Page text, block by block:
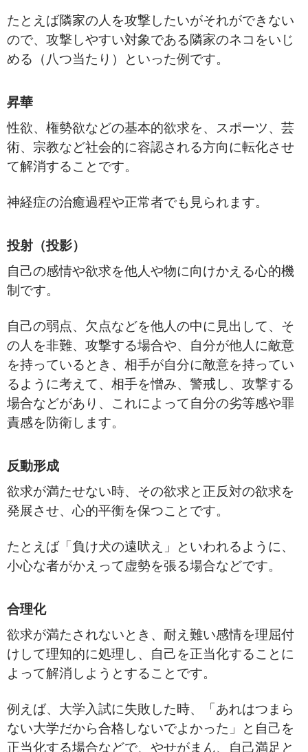
たとえば隣家の人を攻撃したいがそれができない
ので、攻撃しやすい対象である隣家のネコをいじ
める（八つ当たり）といった例です。
昇華
性欲、権勢欲などの基本的欲求を、スポーツ、芸
術、宗教など社会的に容認される方向に転化させ
て解消することです。
神経症の治癒過程や正常者でも見られます。
投射（投影）
自己の感情や欲求を他人や物に向けかえる心的機
制です。
自己の弱点、欠点などを他人の中に見出して、そ
の人を非難、攻撃する場合や、自分が他人に敵意
を持っているとき、相手が自分に敵意を持ってい
るように考えて、相手を憎み、警戒し、攻撃する
場合などがあり、これによって自分の劣等感や罪
責感を防衛します。
反動形成
欲求が満たせない時、その欲求と正反対の欲求を
発展させ、心的平衡を保つことです。
たとえば「負け犬の遠吠え」といわれるように、
小心な者がかえって虚勢を張る場合などです。
合理化
欲求が満たされないとき、耐え難い感情を理屈付
けして理知的に処理し、自己を正当化することに
よって解消しようとすることです。
例えば、大学入試に失敗した時、「あれはつまら
ない大学だから合格しないでよかった」と自己を
正当化する場合などで、やせがまん、自己満足と